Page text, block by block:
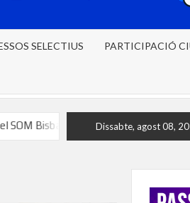
SELECTIUS PARTICIPACIÓ
L’aparcament municipal
Dissabte, agost 08,